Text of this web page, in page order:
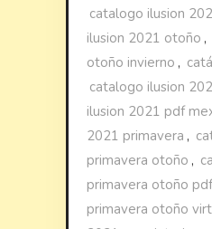
catalogo ilusion
ilusion 2021 otoño ,
otoño invierno ,
catalogo ilusion
ilusion 2021 pdf
2021 primavera ,
primavera otoño ,
primavera otoño
primavera otoño